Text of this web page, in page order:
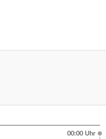
00:00 Uhr